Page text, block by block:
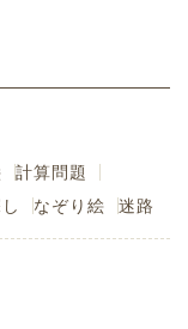
計算問題
なぞり絵 迷路